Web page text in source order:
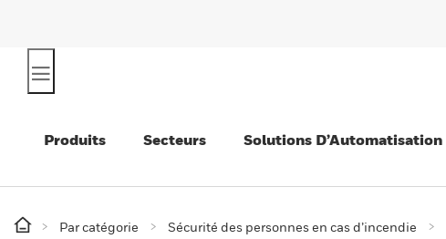
Produits Secteurs Solutions D’Automatisation
Par catégorie Sécurité des personnes en cas d’incendie